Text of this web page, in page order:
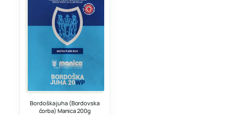
Bordoška juha (Bordovska
čorba) Manica 200g